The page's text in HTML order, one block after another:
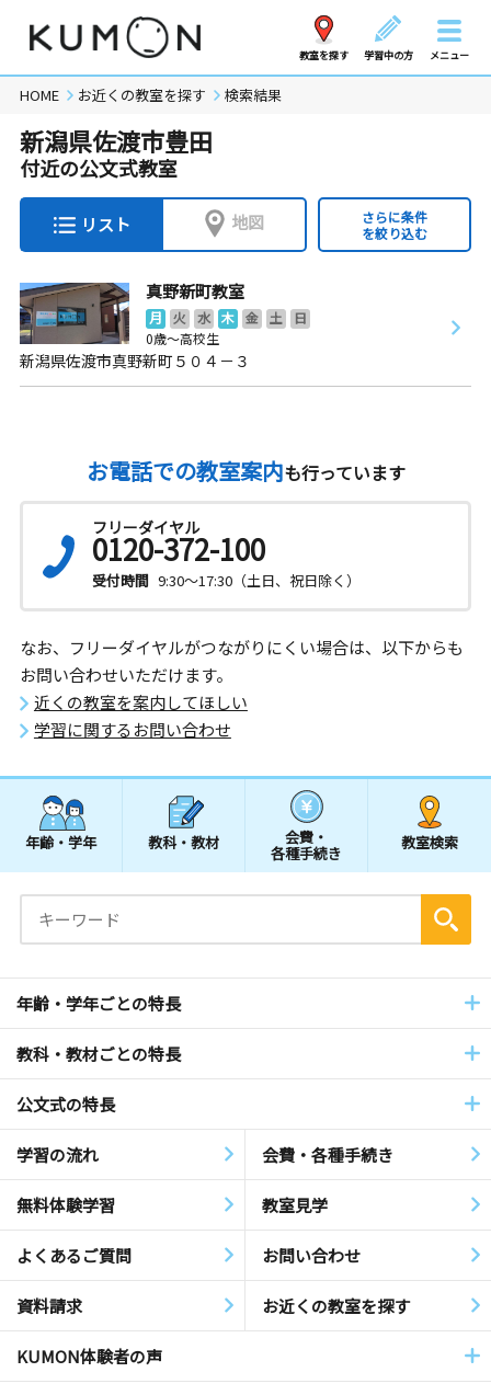
教室を探す 学習中の方 メニュー
HOME お近くの教室を探す 検索結果
新潟県佐渡市豊田
付近の公文式教室
リスト 地図
さらに条件
を絞り込む
真野新町教室
月 火 水 木 金 土
日
0歳～高校生
新潟県佐渡市真野新町５０４－３
お電話での教室案内も行っています
フリーダイヤル
0120-372-100
受付時間 9:30～17:30（土日、祝日除く）
なお、フリーダイヤルがつながりにくい場合は、以下からも
お問い合わせいただけます。
近くの教室を案内してほしい
学習に関するお問い合わせ
年齢・学年 教科・教材 会費・
各種手続き
教室検索
年齢・学年ごとの特長
教科・教材ごとの特長
公文式の特長
学習の流れ 会費・各種手続き
無料体験学習 教室見学
よくあるご質問 お問い合わせ
資料請求 お近くの教室を探す
KUMON体験者の声